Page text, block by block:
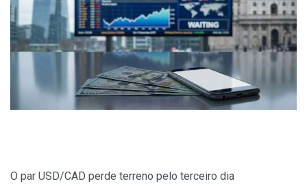
O par USD/CAD perde terreno pelo terceiro dia